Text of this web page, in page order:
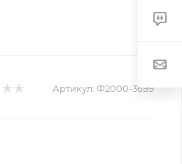
Артикул: Ф2000-3699